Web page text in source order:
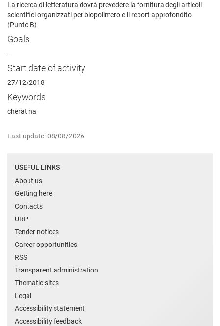
La ricerca di letteratura dovrà prevedere la fornitura degli articoli
scientifici organizzati per biopolimero e il report approfondito
(Punto B)
Goals
-
Start date of activity
27/12/2018
Keywords
cheratina
Last update: 08/08/2026
USEFUL LINKS
About us
Getting here
Contacts
URP
Tender notices
Career opportunities
RSS
Transparent administration
Thematic sites
Legal
Accessibility statement
Accessibility feedback